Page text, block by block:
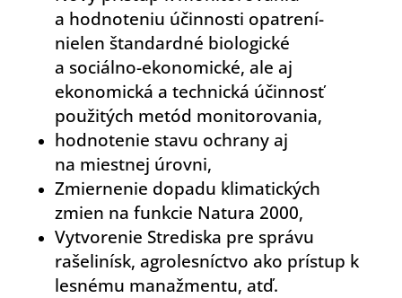
a hodnoteniu účinnosti opatrení-
nielen štandardné biologické
a sociálno-ekonomické, ale aj
ekonomická a technická účinnosť
použitých metód monitorovania,
hodnotenie stavu ochrany aj
na miestnej úrovni,
Zmiernenie dopadu klimatických
zmien na funkcie Natura 2000,
Vytvorenie Strediska pre správu
rašelinísk, agrolesníctvo ako prístup k
lesnému manažmentu, atď.